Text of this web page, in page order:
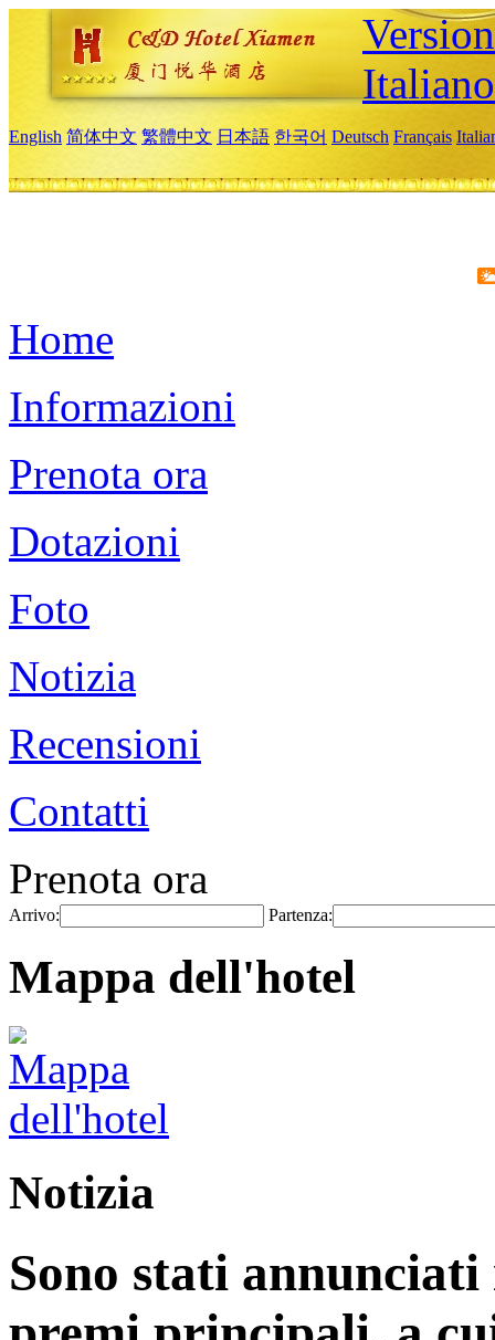
Italiano
English 简体中文 繁體中文 日本語 한국어 Deutsch Français
Home
Informazioni
Prenota ora
Dotazioni
Foto
Notizia
Recensioni
Contatti
Prenota ora
Arrivo: Partenza:
Mappa dell'hotel
Notizia
Sono stati